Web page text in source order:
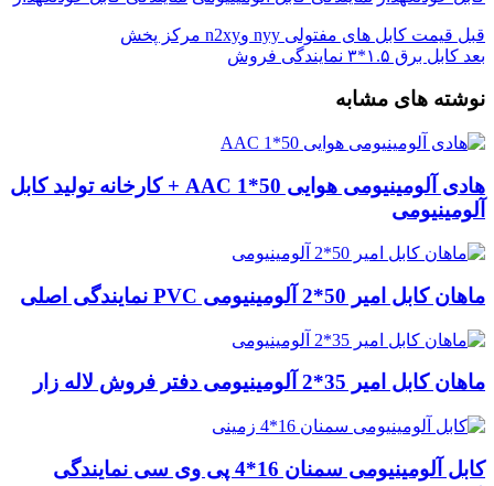
قبل قیمت کابل های مفتولی nyy وn2xy مرکز پخش
بعد کابل برق ۱.۵*۳ نمایندگی فروش
نوشته های مشابه
هادی آلومینیومی هوایی 50*1 AAC + کارخانه تولید کابل
آلومینیومی
ماهان کابل امیر 50*2 آلومینیومی PVC نمایندگی اصلی
ماهان کابل امیر 35*2 آلومینیومی دفتر فروش لاله زار
کابل آلومینیومی سمنان 16*4 پی وی سی نمایندگی